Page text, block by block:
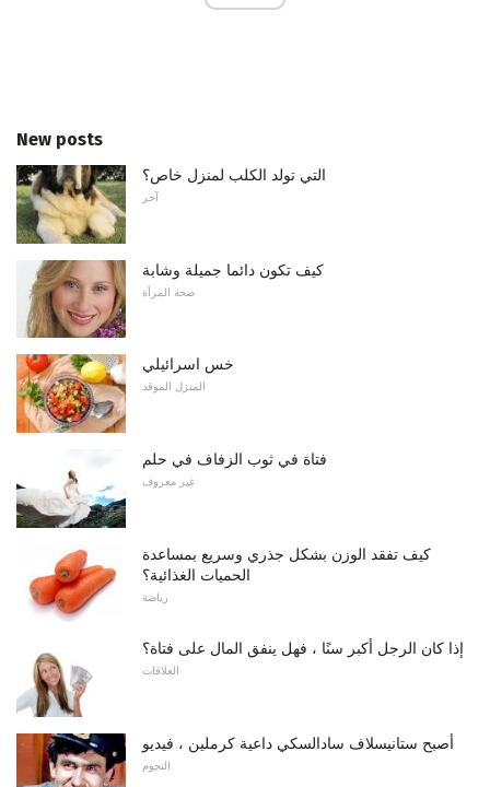
New posts
التي تولد الكلب لمنزل خاص؟
آخر
كيف تكون دائما جميلة وشابة
صحة المرأة
خس اسرائيلي
المنزل الموقد
فتاة في ثوب الزفاف في حلم
غير معروف
كيف تفقد الوزن بشكل جذري وسريع بمساعدة
الحميات الغذائية؟
رياضة
إذا كان الرجل أكبر سنًا ، فهل ينفق المال على فتاة؟
العلاقات
أصبح ستانيسلاف سادالسكي داعية كرملين ، فيديو
النجوم